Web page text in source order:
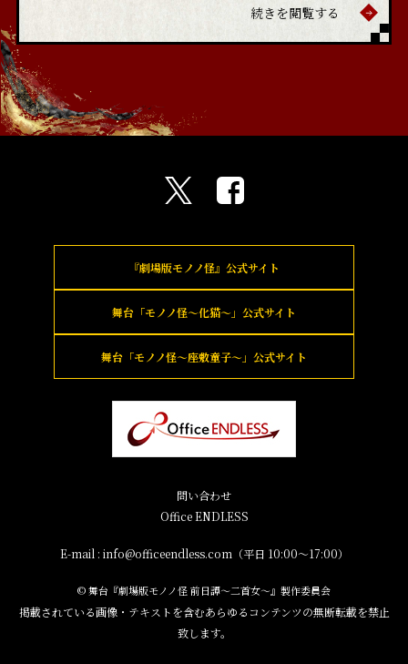
続きを閲覧する
『劇場版モノノ怪』 公式サイト
舞台「モノノ怪～化猫～」 公式サイト
舞台「モノノ怪～座敷童子～」 公式サイト
問い合わせ
Office ENDLESS
E-mail : info@officeendless.com（平日 10:00～17:00）
© 舞台『劇場版モノノ怪 前日譚～二首女～』製作委員会
掲載されている画像・テキストを含むあらゆるコンテンツの無断転載を禁止
致します。